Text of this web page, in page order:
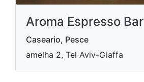
Aroma Espresso Bar
Caseario, Pesce
amelha 2, Tel Aviv-Giaffa